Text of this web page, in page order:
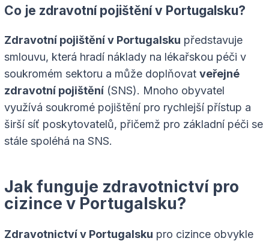
Co je zdravotní pojištění v Portugalsku?
Zdravotní pojištění v Portugalsku představuje
smlouvu, která hradí náklady na lékařskou péči v
soukromém sektoru a může doplňovat veřejné
zdravotní pojištění (SNS). Mnoho obyvatel
využívá soukromé pojištění pro rychlejší přístup a
širší síť poskytovatelů, přičemž pro základní péči se
stále spoléhá na SNS.
Jak funguje zdravotnictví pro
cizince v Portugalsku?
Zdravotnictví v Portugalsku pro cizince obvykle